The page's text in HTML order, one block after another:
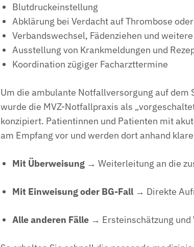
Blutdruckeinstellung
Abklärung bei Verdacht auf Thrombose
Verbandswechsel, Fädenziehen und
Ausstellung von Krankmeldungen und
Koordination zügiger Facharzttermine
Um die ambulante Notfallversorgung auf dem
wurde die MVZ-Notfallpraxis als
konzipiert. Patientinnen und Patienten mit
am Empfang vor und werden dort anhand
Mit Überweisung→ Weiterleitung an die
Mit Einweisung oder BG-Fall→ Direkte
Alle anderen Fälle→ Ersteinschätzung und